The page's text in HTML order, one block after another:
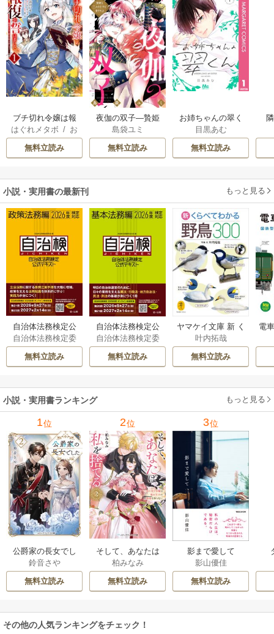
ブチ切れ令嬢は報
復を誓いました。
はぐれメタボ / お
おのいも /
無料立読み
夜伽の双子―贄姫
は二人の王子に愛
される―
島袋ユミ
無料立読み
お姉ちゃんの翠く
ん
目黒あむ
無料立読み
小説・実用書の最新刊 もっと見る
自治体法務検定公
式テキスト 政策
法務編 ２０２６
年度検定対応 1巻
自治体法務検定委
員会
無料立読み
自治体法務検定公
式テキスト 基本
法務編 ２０２６
年度検定対応 1巻
自治体法務検定委
員会
無料立読み
ヤマケイ文庫 新 く
らべてわかる野鳥3
00 1巻
叶内拓哉
無料立読み
電
小説・実用書ランキング もっと見る
1位
公爵家の長女でし
た
鈴音さや
無料立読み
2位
そして、あなたは
私を捨てる
柏みなみ
無料立読み
3位
影まで愛して
影山優佳
無料立読み
その他の人気ランキングをチェック！